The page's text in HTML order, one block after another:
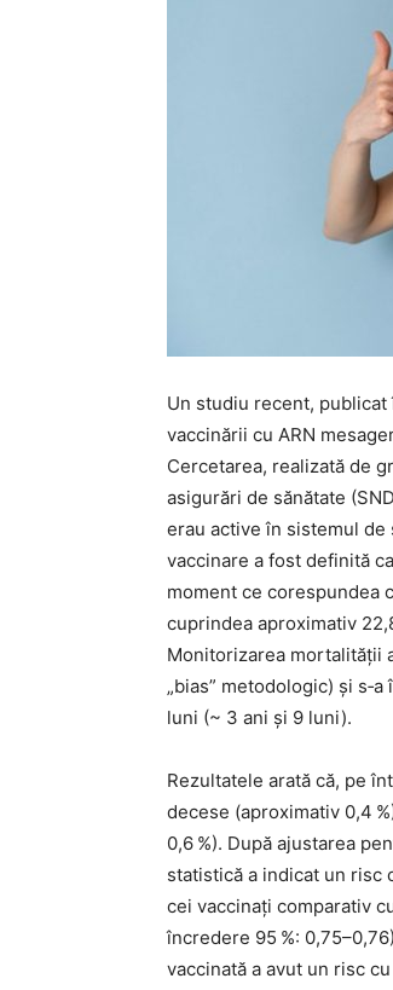
Un studiu recent,
vaccinării cu ARN
Cercetarea, realizată de
asigurări de sănătate
erau active în sistemul de
vaccinare a fost definită
moment ce corespundea
cuprindea aproximativ
Monitorizarea mortalităţii
„bias” metodologic) și
luni (~ 3 ani și 9 luni).
Rezultatele arată că, pe
decese (aproximativ 0,4
0,6 %). După ajustarea
statistică a indicat un risc
cei vaccinați comparativ
încredere 95 %:
vaccinată a avut un risc